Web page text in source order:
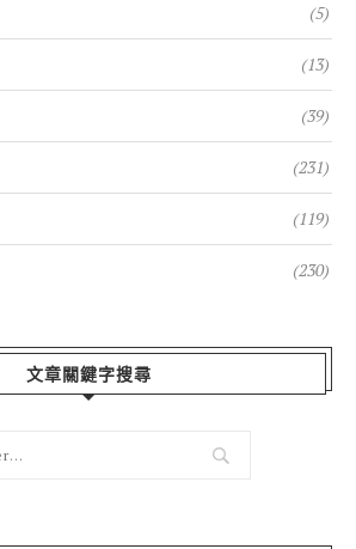
(5)
(13)
(39)
(231)
(119)
(230)
文章關鍵字搜尋